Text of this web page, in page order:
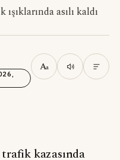
asılı kaldı
Aa
kazasında